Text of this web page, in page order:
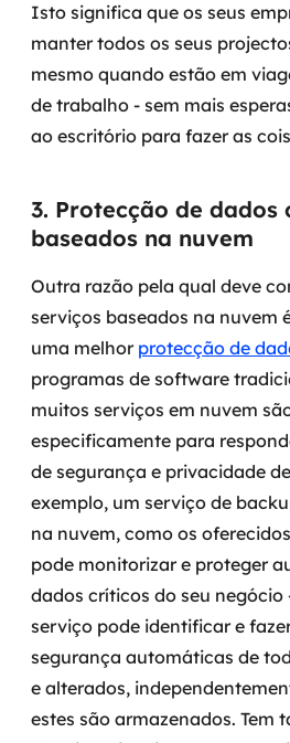
Isto significa que os seus
manter todos os seus
mesmo quando estão em
de trabalho - sem mais
ao escritório para fazer as
3. Protecção de dados
baseados na nuvem
Outra razão pela qual deve
serviços baseados na nuvem
uma melhor protecção de
programas de software
muitos serviços em nuvem
especificamente para
de segurança e privacidade
exemplo, um serviço de
na nuvem, como os
pode monitorizar e proteger
dados críticos do seu negócio
serviço pode identificar e
segurança automáticas de
e alterados,
estes são armazenados. Tem